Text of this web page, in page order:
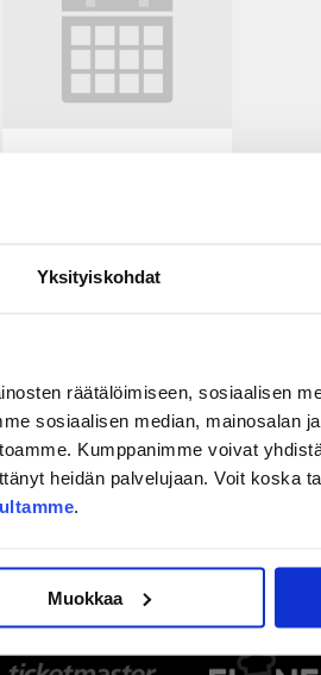
Yksityiskohdat
räätälöimiseen, sosiaalisen
sosiaalisen median, mainosalan
Kumppanimme voivat
heidän palvelujaan. Voit koska
.
Muokkaa